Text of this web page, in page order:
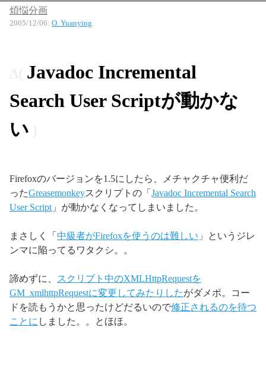
煩悩分画
2005/12/06: O. Yuanying
Javadoc Incremental
Search User Scriptが動かな
い
Firefoxのバージョンを1.5にしたら、メチャクチャ便利だ
ったGreasemonkeyスクリプトの「 Javadoc Incremental Search
User Script 」が動かなくなってしまいました。
まさしく「 中級者がFirefoxを使うのは難しい 」というジレ
ンマに陥ってるワタクシ。。
諦めずに、
スクリプト中のXMLHttpRequestを
GM_xmlhttpRequestに変更してみたりしたがダメポ。コー
ドを読もうかと思ったけどだるいので修正されるのを待つ
ことに しました。。とほほ。